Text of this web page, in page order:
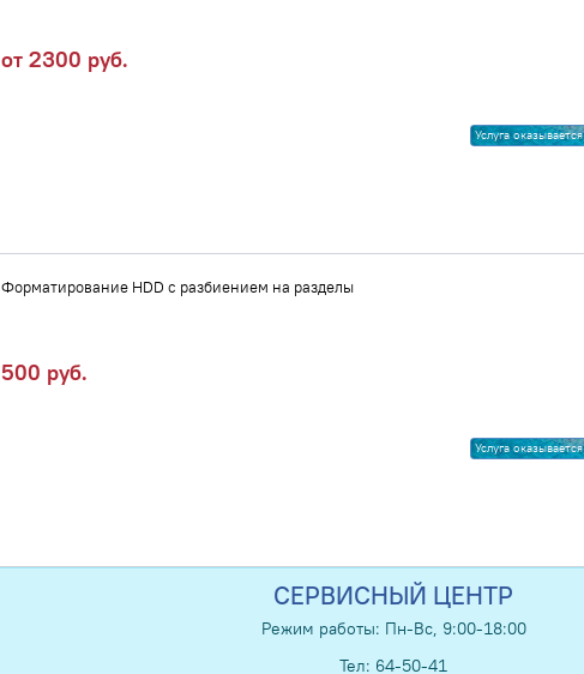
от 2300 руб.
Услуга оказывается
Форматирование HDD с разбиением на разделы
500 руб.
Услуга оказывается
СЕРВИСНЫЙ ЦЕНТР
Режим работы: Пн-Вс, 9:00-18:00
Тел: 64-50-41